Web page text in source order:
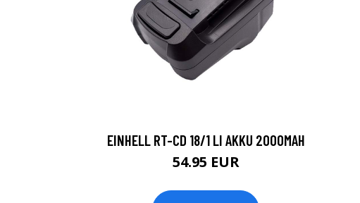
EINHELL RT-CD 18/1 LI AKKU 2000MAH
54.95 EUR